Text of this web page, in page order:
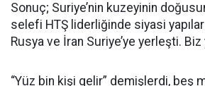
Sonuç; Suriye’nin kuzeyinin
selefi HTŞ liderliğinde siyasi
Rusya ve İran Suriye’ye yerleşti. Biz
“Yüz bin kişi gelir” demişlerdi, beş